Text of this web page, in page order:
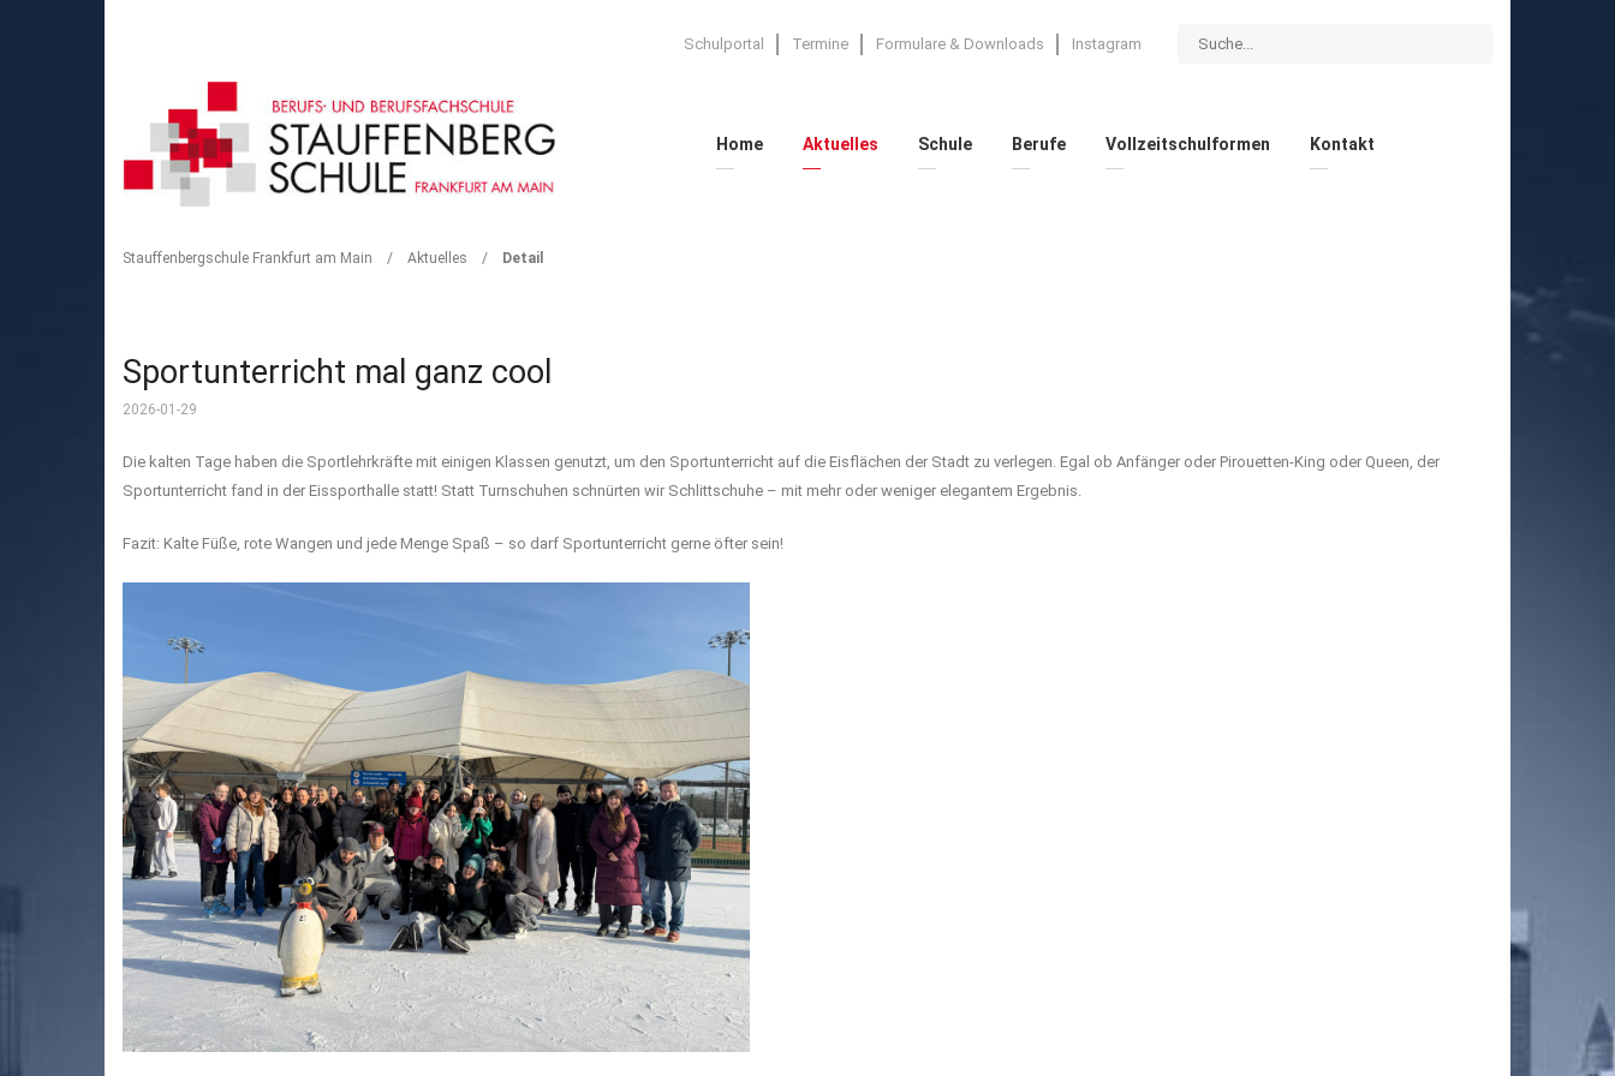
Schulportal Termine Formulare & Downloads Instagram
Home Aktuelles Schule Berufe Vollzeitschulformen Kontakt
Stauffenbergschule Frankfurt am Main / Aktuelles / Detail
Sportunterricht mal ganz cool
2026-01-29
Die kalten Tage haben die Sportlehrkräfte mit einigen Klassen genutzt, um den Sportunterricht auf die Eisflächen der Stadt zu verlegen. Egal ob Anfänger oder Pirouetten-King oder Queen, der
Sportunterricht fand in der Eissporthalle statt! Statt Turnschuhen schnürten wir Schlittschuhe – mit mehr oder weniger elegantem Ergebnis.
Fazit: Kalte Füße, rote Wangen und jede Menge Spaß – so darf Sportunterricht gerne öfter sein!